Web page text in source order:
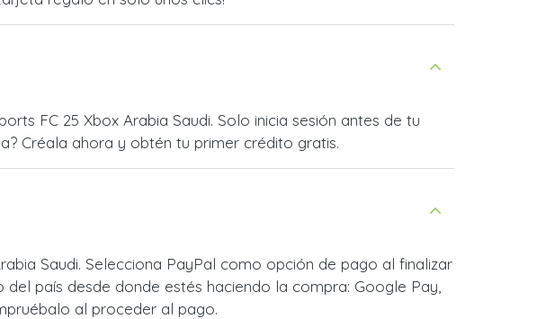
FC 25 Xbox Arabia Saudi. Solo inicia sesión antes de tu
Créala ahora y obtén tu primer crédito gratis.
Saudi. Selecciona PayPal como opción de pago al finalizar
país desde donde estés haciendo la compra: Google Pay,
al proceder al pago.